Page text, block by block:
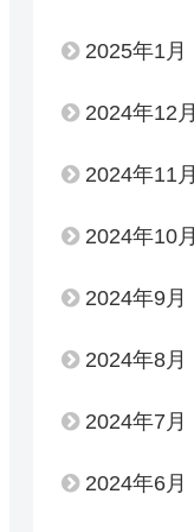
2025年1月
2024年12月
2024年11月
2024年10月
2024年9月
2024年8月
2024年7月
2024年6月